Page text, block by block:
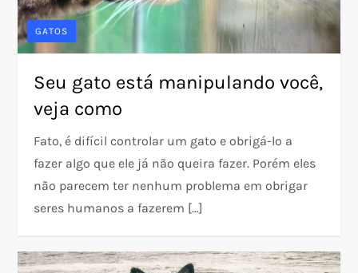
GATOS
Seu gato está manipulando você,
veja como
Fato, é difícil controlar um gato e obrigá-lo a
fazer algo que ele já não queira fazer. Porém eles
não parecem ter nenhum problema em obrigar
seres humanos a fazerem […]